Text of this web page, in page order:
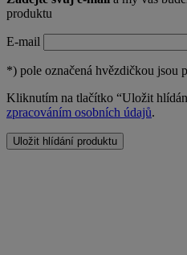
produktu
E-mail
*) pole označená hvězdičkou jsou
Kliknutím na tlačítko “Uložit
zpracováním osobních údajů.
Uložit hlídání produktu